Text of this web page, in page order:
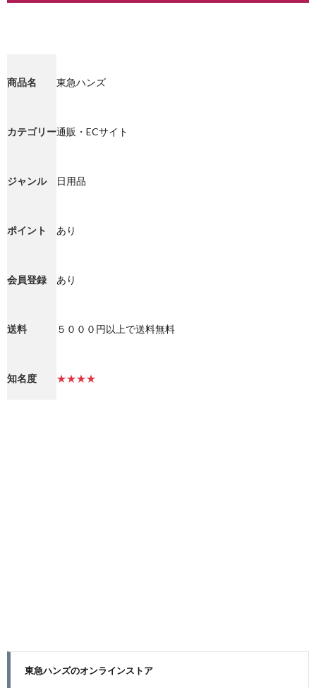
商品名 東急ハンズ
カテゴリー通販・ECサイト
ジャンル 日用品
ポイント あり
会員登録 あり
送料 ５０００円以上で送料無料
知名度 ★★★★
東急ハンズのオンラインストア